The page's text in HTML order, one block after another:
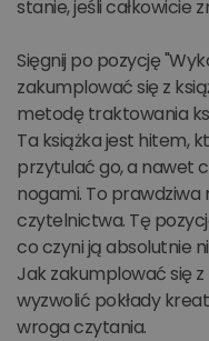
stanie, jeśli całkowicie
Sięgnij po pozycję
zakumplować się z
metodę traktowania
Ta książka jest hitem,
przytulać go, a nawet
nogami. To prawdziwa
czytelnictwa. Tę
co czyni ją absolutnie
Jak zakumplować się
wyzwolić pokłady
wroga czytania.